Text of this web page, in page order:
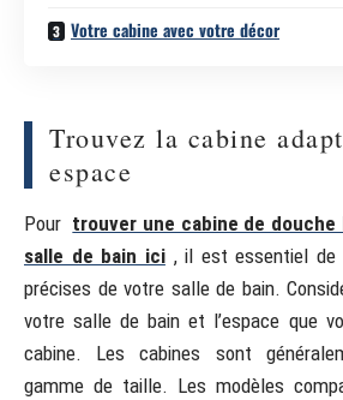
Votre cabine avec votre décor
Trouvez la cabine
espace
Pour trouver une cabine de douche
salle de bain ici , il est essentiel de
précises de votre salle de bain.
votre salle de bain et l’espace que
cabine. Les cabines sont
gamme de taille. Les modèles